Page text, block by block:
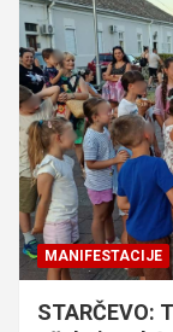
MANIFESTACIJE
STARČEVO: